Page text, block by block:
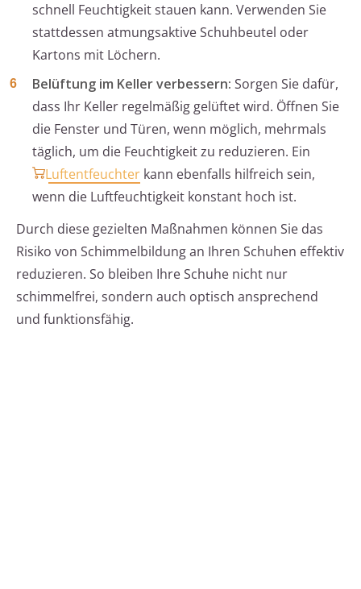
schnell Feuchtigkeit stauen kann. Verwenden Sie
stattdessen atmungsaktive Schuhbeutel oder
Kartons mit Löchern.
Belüftung im Keller verbessern: Sorgen Sie dafür,
dass Ihr Keller regelmäßig gelüftet wird. Öffnen Sie
die Fenster und Türen, wenn möglich, mehrmals
täglich, um die Feuchtigkeit zu reduzieren. Ein
Luftentfeuchter kann ebenfalls hilfreich sein,
wenn die Luftfeuchtigkeit konstant hoch ist.
Durch diese gezielten Maßnahmen können Sie das
Risiko von Schimmelbildung an Ihren Schuhen effektiv
reduzieren. So bleiben Ihre Schuhe nicht nur
schimmelfrei, sondern auch optisch ansprechend
und funktionsfähig.